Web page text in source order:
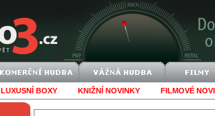
LUXUSNÍ BOXY KNIŽNÍ NOVINKY FILMOVÉ